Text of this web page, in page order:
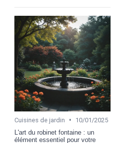
Cuisines de jardin •
10/01/2025
L'art du robinet fontaine : un
élément essentiel pour votre